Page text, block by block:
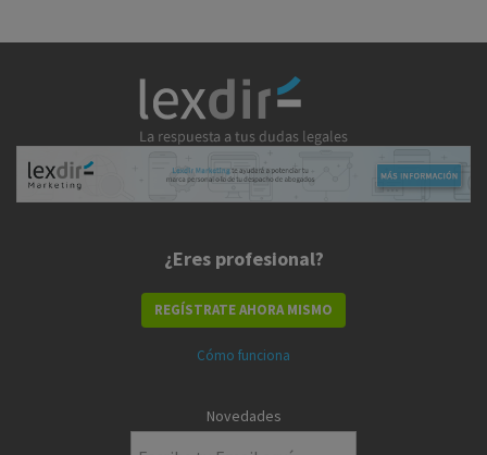
¿Eres profesional?
REGÍSTRATE AHORA MISMO
Cómo funciona
Novedades